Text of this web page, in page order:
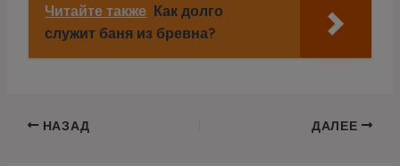
Читайте также Как долго
служит баня из бревна?
НАЗАД ДАЛЕЕ